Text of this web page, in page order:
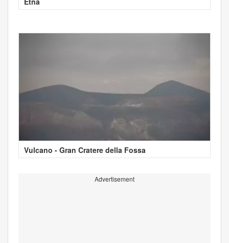
Vulcano - Gran Cratere della Fossa
Advertisement